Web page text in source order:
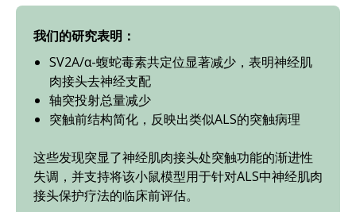
我们的研究表明：
SV2A/α-蝮蛇毒素共定位显著减少，表明神经肌
肉接头去神经支配
轴突投射总量减少
突触前结构简化，反映出类似ALS的突触病理
这些发现突显了神经肌肉接头处突触功能的渐进性
失调，并支持将该小鼠模型用于针对ALS中神经肌肉
接头保护疗法的临床前评估。